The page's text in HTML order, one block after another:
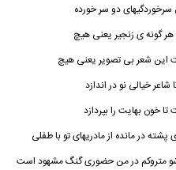
دو سر خورده
گونه ی زنجیر یعنی هیچ
شعر بی تصویر یعنی هیچ
شاعر خیالی نو در اندازد
خون بهایت را بپردازد
در مانده از مادریهای تو با طفلی
متروکم در من حضوری گنگ مشهود است